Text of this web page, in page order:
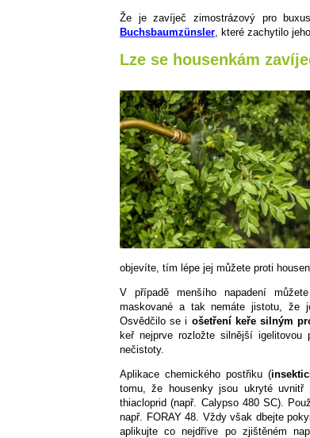
Že je zavíječ zimostrázový pro
Buchsbaumzünsler , které zachytilo
Lze se housenkám
objevíte, tím lépe jej můžete proti
V případě menšího napadení
maskované a tak nemáte jistotu, že
Osvědčilo se i ošetření keře silným
keř nejprve rozložte silnější
nečistoty.
Aplikace chemického postřiku (
tomu, že housenky jsou ukryté
thiacloprid (např. Calypso 480 SC).
např. FORAY 48. Vždy však dbejte
aplikujte co nejdříve po zjištěném